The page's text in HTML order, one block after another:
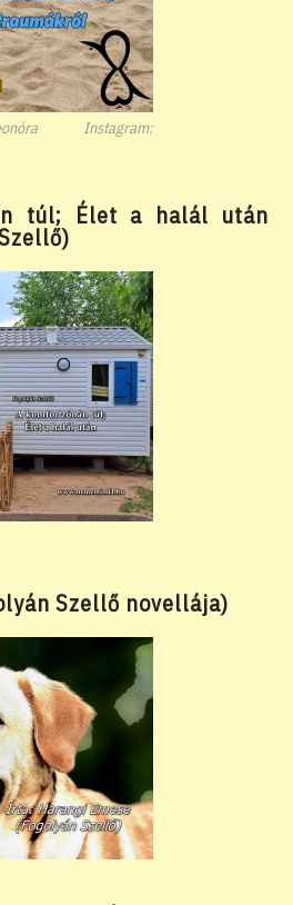
Instagram:
túl; Élet a halál után
Szellő novellája)